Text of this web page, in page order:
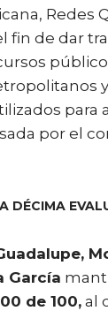
Redes
fin de dar
para
por el
DÉCIMA
García
de 100, al